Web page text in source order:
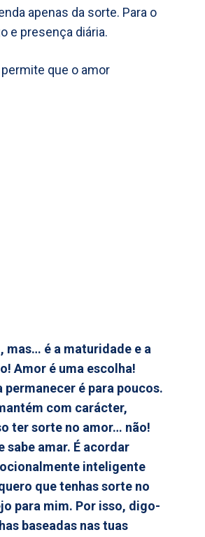
apenas da sorte. Para o
e presença diária.
que o amor
mas… é a maturidade e a
Amor é uma escolha!
é para poucos.
com carácter,
ter sorte no amor… não!
sabe amar. É acordar
inteligente
que tenhas sorte no
para mim. Por isso, digo-
baseadas nas tuas